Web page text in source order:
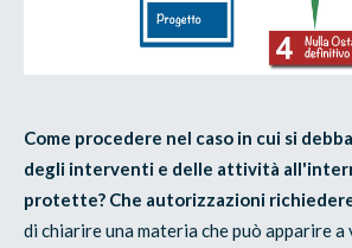
Come procedere nel caso in cui si
degli interventi e delle attività
protette? Che autorizzazioni
di chiarire una materia che può apparire a